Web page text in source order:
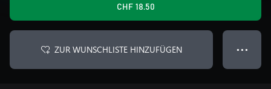
CHF 18.50
ZUR WUNSCHLISTE HINZUFÜGEN ● ● ●